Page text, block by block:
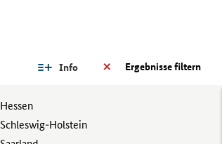
Ergebnisse filtern
Info
Hessen
Schleswig-Holstein